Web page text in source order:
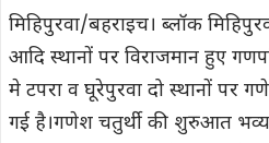
मिहिपुरवा/बहराइच। ब्लॉक
आदि स्थानों पर विराजमान हुए
मे टपरा व घूरेपुरवा दो स्थानों पर
गई है।गणेश चतुर्थी की शुरुआत